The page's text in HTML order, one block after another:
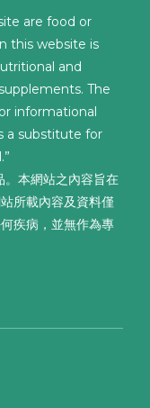
are food or
this website is
and
The
informational
a substitute for
。本網站之內容旨在
所載內容及資料僅
疾病，並無作為專